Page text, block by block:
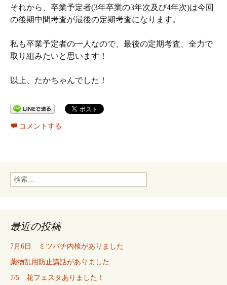
それから、卒業予定者(3年卒業の3年次及び4年次)は今回
の後期中間考査が最後の定期考査になります。
私も卒業予定者の一人なので、最後の定期考査、全力で
取り組みたいと思います！
以上、たかちゃんでした！
コメントする
検
索:
最近の投稿
7月6日 ミツバチ内検がありました
薬物乱用防止講話がありました
7/5 花フェスタありました！